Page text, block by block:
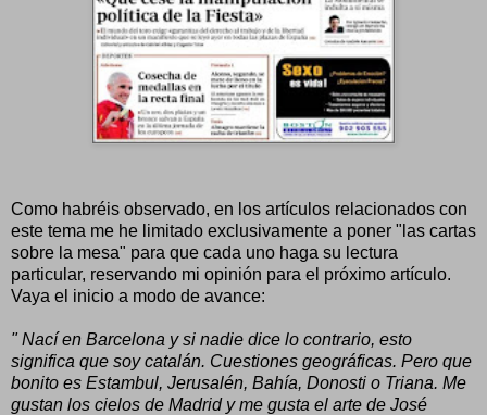
Como habréis observado, en los artículos relacionados con
este tema me he limitado exclusivamente a poner "las cartas
sobre la mesa" para que cada uno haga su lectura
particular, reservando mi opinión para el próximo artículo.
Vaya el inicio a modo de avance:
" Nací en Barcelona y si nadie dice lo contrario, esto
significa que soy catalán. Cuestiones geográficas. Pero que
bonito es Estambul, Jerusalén, Bahía, Donosti o Triana. Me
gustan los cielos de Madrid y me gusta el arte de José